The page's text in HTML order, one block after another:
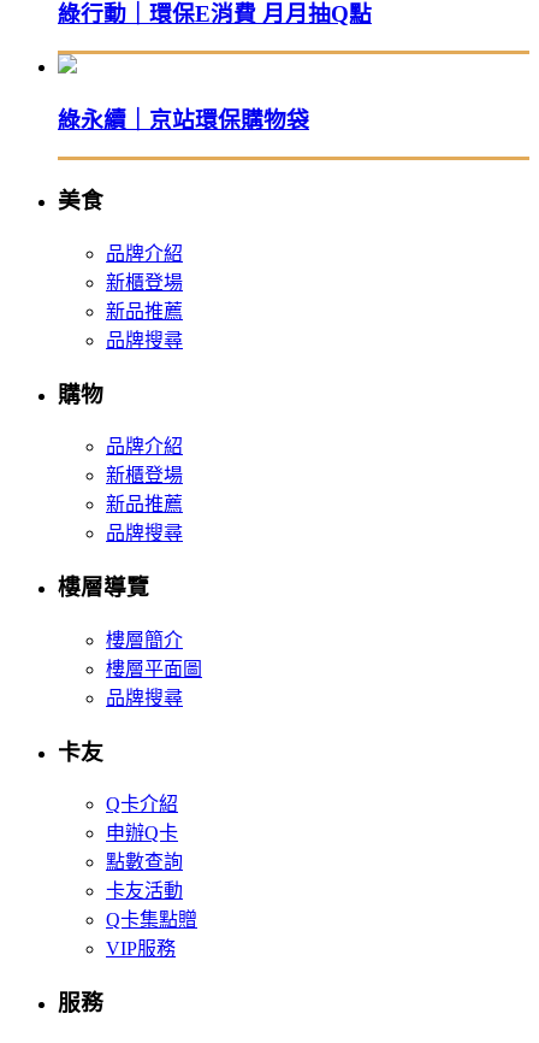
綠行動｜環保E消費 月月抽Q點
綠永續｜京站環保購物袋
美食
品牌介紹
新櫃登場
新品推薦
品牌搜尋
購物
品牌介紹
新櫃登場
新品推薦
品牌搜尋
樓層導覽
樓層簡介
樓層平面圖
品牌搜尋
卡友
Q卡介紹
申辦Q卡
點數查詢
卡友活動
Q卡集點贈
VIP服務
服務